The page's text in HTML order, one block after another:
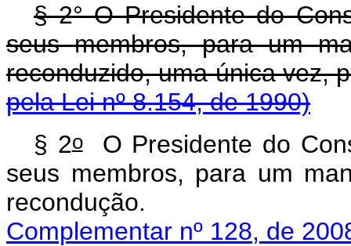
§ 2° O Presidente do
seus membros, para um
reconduzido, uma
pela Lei nº 8.154, de 1990)
§ 2oO Presidente do
seus membros, para um
Complementar nº 128, de